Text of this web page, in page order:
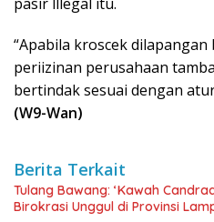
“Apabila kroscek
periizinan perusahaan
bertindak sesuai dengan
(W9-Wan)
Berita Terkait
Tulang Bawang: ‘Kawah
Birokrasi Unggul di Provinsi